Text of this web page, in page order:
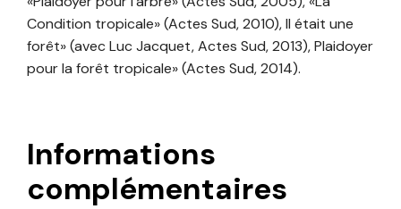
Condition tropicale» (Actes Sud, 2010), Il était une
forêt» (avec Luc Jacquet, Actes Sud, 2013), Plaidoyer
pour la forêt tropicale» (Actes Sud, 2014).
Informations
complémentaires